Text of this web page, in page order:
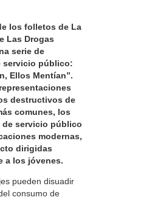
los folletos de La
Las Drogas
serie de
servicio público:
Ellos Mentían”.
destructivos de
comunes, los
de servicio público
modernas,
dirigidas
a los jóvenes.
pueden disuadir
consumo de